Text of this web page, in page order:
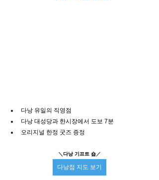
다낭 유일의 직영점
다낭 대성당과 한시장에서 도보 7분
오리지널 한정 굿즈 증정
＼ 다낭 기프트 숍／
다낭점 지도 보기